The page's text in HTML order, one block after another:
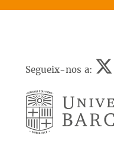
Segueix-nos a: